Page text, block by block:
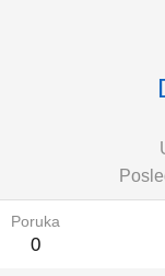
Poruka
0